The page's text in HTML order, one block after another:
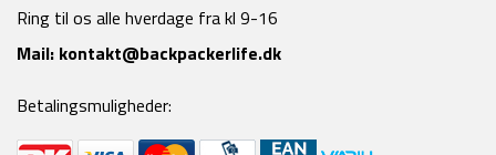
Ring til os alle hverdage fra kl 9-16
Mail: kontakt@backpackerlife.dk
Betalingsmuligheder: